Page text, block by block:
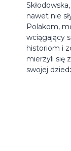
nawet nie
Polakom,
wciągający
historiom i
mierzyli się
swojej